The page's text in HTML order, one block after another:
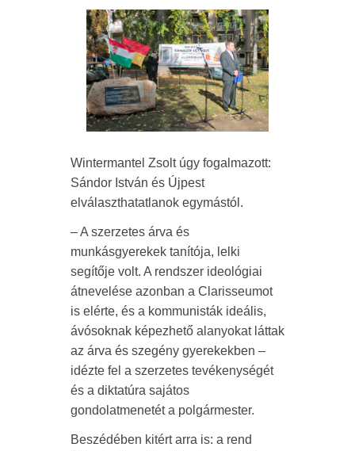
Wintermantel Zsolt úgy fogalmazott:
Sándor István és Újpest
elválaszthatatlanok egymástól.
– A szerzetes árva és
munkásgyerekek tanítója, lelki
segítője volt. A rendszer ideológiai
átnevelése azonban a Clarisseumot
is elérte, és a kommunisták ideális,
ávósoknak képezhető alanyokat láttak
az árva és szegény gyerekekben –
idézte fel a szerzetes tevékenységét
és a diktatúra sajátos
gondolatmenetét a polgármester.
Beszédében kitért arra is: a rend